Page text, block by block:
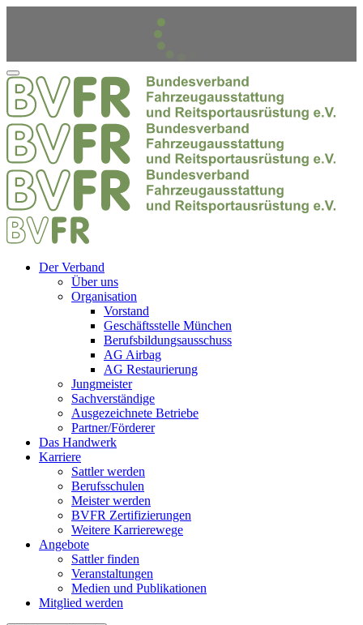
Der Verband
Über uns
Organisation
Vorstand
Geschäftsstelle München
Berufsbildungsausschuss
AG Airbag
AG Restaurierung
Jungmeister
Sachverständige
Ausgezeichnete Betriebe
Partner/Förderer
Das Handwerk
Karriere
Sattler werden
Berufsschulen
Meister werden
BVFR Zertifizierungen
Weitere Karrierewege
Angebote
Sattler finden
Veranstaltungen
Medien und Publikationen
Mitglied werden